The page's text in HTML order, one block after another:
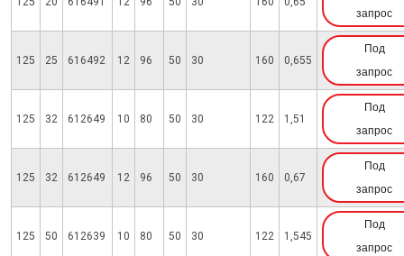
запрос
125 25 616492 12 96 50 30 160 0,655
Под
запрос
125 32 612649 10 80 50 30 122 1,51
Под
запрос
125 32 612649 12 96 50 30 160 0,67
Под
запрос
125 50 612639 10 80 50 30 122 1,545
Под
запрос